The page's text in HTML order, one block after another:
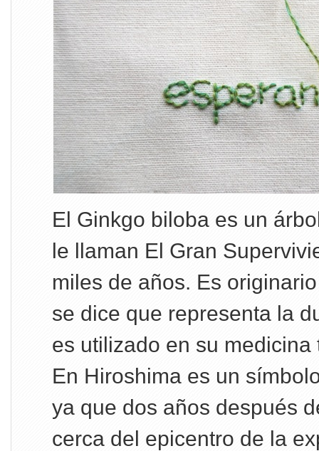
El Ginkgo biloba es un
le llaman El Gran
miles de años. Es
se dice que representa la
es utilizado en su medicina
En Hiroshima es un
ya que dos años después
cerca del epicentro de la